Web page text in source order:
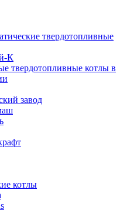
твердотопливные
К
твердотопливные котлы в
завод
котлы